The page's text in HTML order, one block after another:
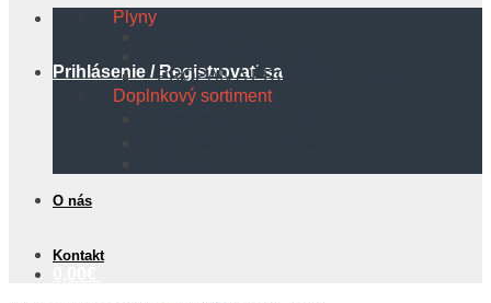
Prihlásenie / Registrovať sa
Plyny
PROPÁN A PROPÁN BUTÁN
Doplnkový sortiment
O nás
Kontakt